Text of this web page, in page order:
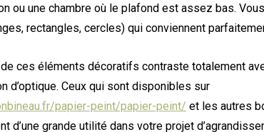
ou une chambre où le plafond est assez bas.
rectangles, cercles) qui conviennent
ces éléments décoratifs contraste totalement
d’optique. Ceux qui sont disponibles sur
papier-peint/papier-peint/ et les autres
d’une grande utilité dans votre projet